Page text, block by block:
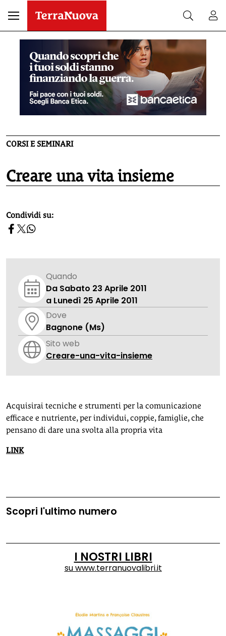
CORSI E SEMINARI
Creare una vita insieme
homepage h2
Condividi su:
Quando
Da Sabato 23 Aprile 2011
a Lunedì 25 Aprile 2011
Dove
Bagnone (Ms)
Sito web
Creare-una-vita-insieme
Acquisirai tecniche e strumenti per la comunicazione
efficace e nutriente, per individui, coppie, famiglie, che
pensano di dare una svolta alla propria vita
LINK
Scopri l'ultimo numero
I NOSTRI LIBRI
suwww.terranuovalibri.it